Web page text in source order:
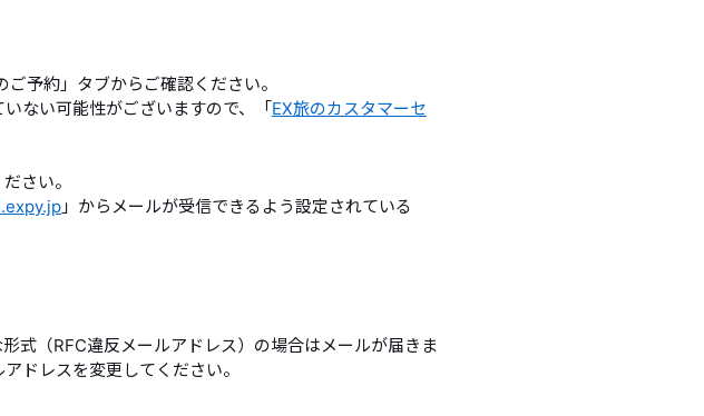
予約」タブからご確認ください。
ない可能性がございますので、「EX旅のカスタマーセ
さい。
」からメールが受信できるよう設定されている
式（RFC違反メールアドレス）の場合はメールが届きま
ドレスを変更してください。